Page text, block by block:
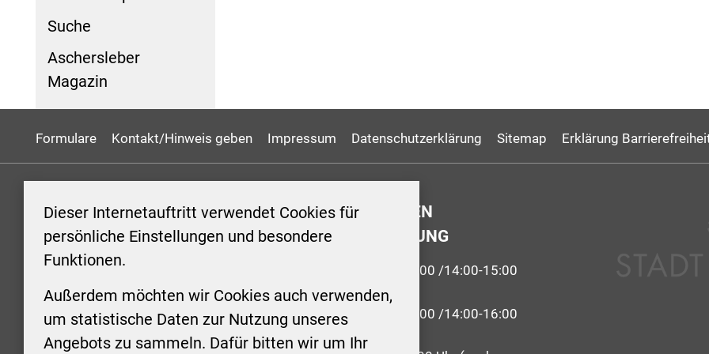
Dieser Internetauftritt verwendet Cookies für
persönliche Einstellungen und besondere
Funktionen.
Außerdem möchten wir Cookies auch verwenden,
um statistische Daten zur Nutzung unseres
Angebots zu sammeln. Dafür bitten wir um Ihr
Suche
Aschersleber
Magazin
Formulare Kontakt/Hinweis geben Impressum Datenschutzerklärung Sitemap Erklärung
KONTAKT
Stadt Aschersleben
Markt 1
06449 Aschersleben
+49 3473 958-0
ÖFFNUNGSZEITEN
STADTVERWALTUNG
Montag: 09:00-12:00 /14:00-15:00
Uhr
Dienstag: 09:00-12:00 /14:00-16:00